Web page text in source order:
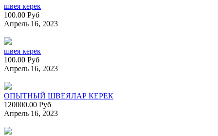
швея керек
100.00 Руб
Апрель 16, 2023
швея керек
100.00 Руб
Апрель 16, 2023
ОПЫТНЫЙ ШВЕЯЛАР КЕРЕК
120000.00 Руб
Апрель 16, 2023